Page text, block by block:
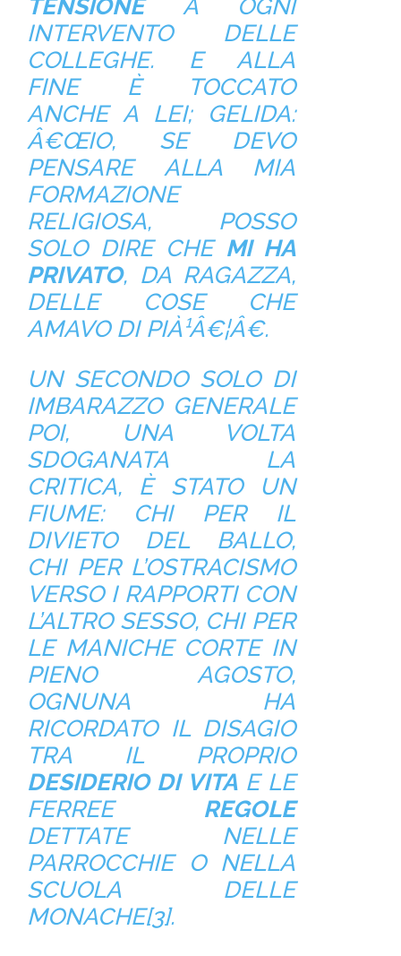
TENSIONEA OGNI
INTERVENTO DELLE
COLLEGHE. E ALLA
FINE È TOCCATO
ANCHE A LEI; GELIDA:
Â€ŒIO, SE DEVO
PENSARE ALLA MIA
FORMAZIONE
RELIGIOSA, POSSO
SOLO DIRE CHE MI HA
PRIVATO, DA RAGAZZA,
DELLE COSE CHE
AMAVO DI PIÀ¹Â€¦Â€.
UN SECONDO SOLO DI
IMBARAZZO GENERALE
POI, UNA VOLTA
SDOGANATA LA
CRITICA, È STATO UN
FIUME: CHI PER IL
DIVIETO DEL BALLO,
CHI PER L’OSTRACISMO
VERSO I RAPPORTI CON
L’ALTRO SESSO, CHI PER
LE MANICHE CORTE IN
PIENO AGOSTO,
OGNUNA HA
RICORDATO IL DISAGIO
TRA IL PROPRIO
DESIDERIO DI VITAE LE
FERREE REGOLE
DETTATE NELLE
PARROCCHIE O NELLA
SCUOLA DELLE
MONACHE[3].